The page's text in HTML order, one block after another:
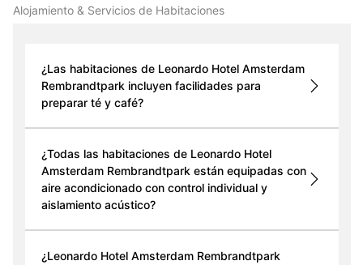
Alojamiento & Servicios de Habitaciones
¿Las habitaciones de Leonardo Hotel Amsterdam
Rembrandtpark incluyen facilidades para
preparar té y café?
¿Todas las habitaciones de Leonardo Hotel
Amsterdam Rembrandtpark están equipadas con
aire acondicionado con control individual y
aislamiento acústico?
¿Leonardo Hotel Amsterdam Rembrandtpark